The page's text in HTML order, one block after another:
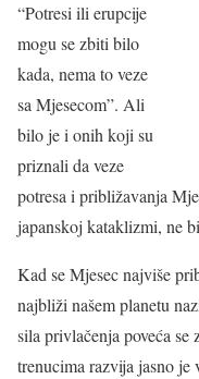
“Potresi ili erupcije
mogu se zbiti bilo
kada, nema to veze
sa Mjesecom”. Ali
bilo je i onih koji su
priznali da veze
potresa i približavanja
japanskoj kataklizmi, ne
Kad se Mjesec najviše
najbliži našem planetu
sila privlačenja poveća
trenucima razvija jasno